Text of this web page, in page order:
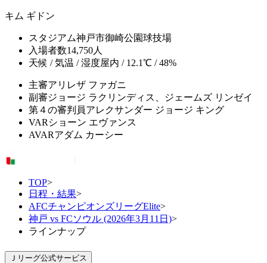
キム ギドン
スタジアム神戸市御崎公園球技場
入場者数14,750人
天候 / 気温 / 湿度屋内 / 12.1℃ / 48%
主審アリレザ ファガニ
副審ジョージ ラクリンディス、ジェームズ リンゼイ
第４の審判員アレクサンダー ジョージ キング
VAR ショーン エヴァンス
AVARアダム カーシー
TOP>
日程・結果>
AFCチャンピオンズリーグElite>
神戸 vs FCソウル (2026年3月11日)>
ラインナップ
Ｊリーグ公式サービス